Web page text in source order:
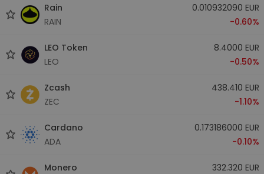
Rain
RAIN
0.010932090 EUR
-0.60%
LEO Token
LEO
8.4000 EUR
-0.50%
Zcash
ZEC
438.410 EUR
-1.10%
Cardano
ADA
0.173186000 EUR
-0.10%
Monero
332.320 EUR